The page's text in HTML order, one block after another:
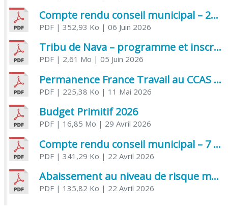
Compte rendu conseil municipal – 21 avril 2026
PDF| 352,93 Ko | 06 Juin 2026
Tribu de Nava – programme et inscriptions été 2026
PDF| 2,61 Mo | 05 Juin 2026
Permanence France Travail au CCAS de Saujon Juin 2026
PDF| 225,38 Ko | 11 Mai 2026
Budget Primitif 2026
PDF| 16,85 Mo | 29 Avril 2026
Compte rendu conseil municipal – 7 avril 2026
PDF| 341,29 Ko | 22 Avril 2026
Abaissement au niveau de risque modéré de l’Influenza aviaire
PDF| 135,82 Ko | 22 Avril 2026